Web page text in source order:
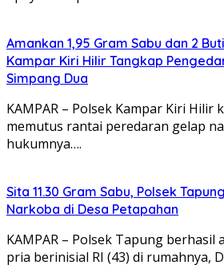
Amankan 1,95 Gram Sabu dan 2
Kampar Kiri Hilir Tangkap
Simpang Dua
KAMPAR – Polsek Kampar Kiri Hilir
memutus rantai peredaran gelap
hukumnya….
Sita 11.30 Gram Sabu, Polsek
Narkoba di Desa Petapahan
KAMPAR – Polsek Tapung berhasil
pria berinisial RI (43) di rumahnya,